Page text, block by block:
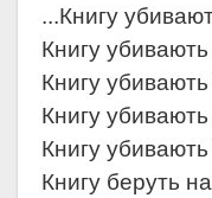
...Книгу
Книгу убивають
Книгу убивають
Книгу убивають
Книгу убивають
Книгу беруть